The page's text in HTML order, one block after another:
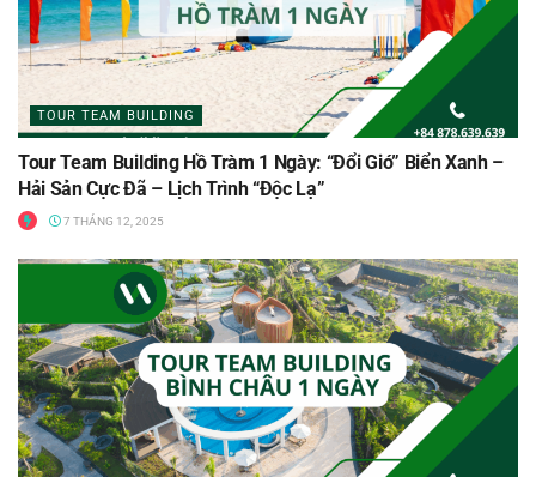
TOUR TEAM BUILDING
Tour Team Building Hồ Tràm 1 Ngày: “Đổi Gió” Biển Xanh –
Hải Sản Cực Đã – Lịch Trình “Độc Lạ”
7 THÁNG 12, 2025